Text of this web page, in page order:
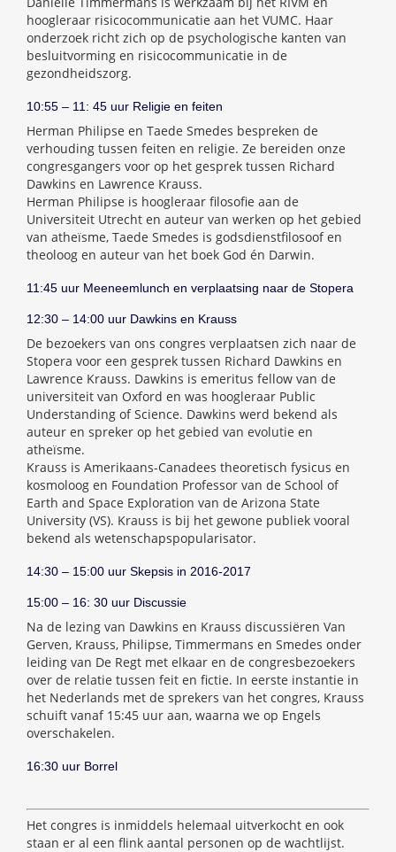
hoogleraar risicocommunicatie aan het VUMC. Haar
onderzoek richt zich op de psychologische kanten van
besluitvorming en risicocommunicatie in de
gezondheidszorg.
10:55 – 11: 45 uur Religie en feiten
Herman Philipse en Taede Smedes bespreken de
verhouding tussen feiten en religie. Ze bereiden onze
congresgangers voor op het gesprek tussen Richard
Dawkins en Lawrence Krauss.
Herman Philipse is hoogleraar filosofie aan de
Universiteit Utrecht en auteur van werken op het gebied
van atheïsme, Taede Smedes is godsdienstfilosoof en
theoloog en auteur van het boek God én Darwin.
11:45 uur Meeneemlunch en verplaatsing naar de Stopera
12:30 – 14:00 uur Dawkins en Krauss
De bezoekers van ons congres verplaatsen zich naar de
Stopera voor een gesprek tussen Richard Dawkins en
Lawrence Krauss. Dawkins is emeritus fellow van de
universiteit van Oxford en was hoogleraar Public
Understanding of Science. Dawkins werd bekend als
auteur en spreker op het gebied van evolutie en
atheïsme.
Krauss is Amerikaans-Canadees theoretisch fysicus en
kosmoloog en Foundation Professor van de School of
Earth and Space Exploration van de Arizona State
University (VS). Krauss is bij het gewone publiek vooral
bekend als wetenschapspopularisator.
14:30 – 15:00 uur Skepsis in 2016-2017
15:00 – 16: 30 uur Discussie
Na de lezing van Dawkins en Krauss discussiëren Van
Gerven, Krauss, Philipse, Timmermans en Smedes onder
leiding van De Regt met elkaar en de congresbezoekers
over de relatie tussen feit en fictie. In eerste instantie in
het Nederlands met de sprekers van het congres, Krauss
schuift vanaf 15:45 uur aan, waarna we op Engels
overschakelen.
16:30 uur Borrel
Het congres is inmiddels helemaal uitverkocht en ook
staan er al een flink aantal personen op de wachtlijst.